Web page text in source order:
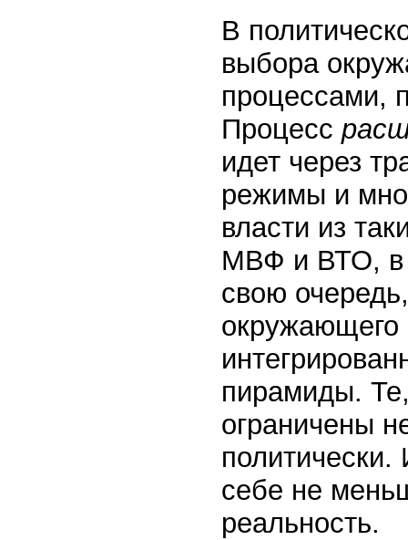
В
выбора
процессами,
Процесс
идет через
режимы и
власти из
МВФ и ВТО, в
свою
окружающего
пирамиды.
ограничены
политически.
себе не
реальность.